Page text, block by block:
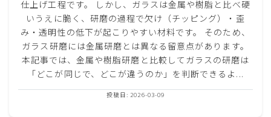
仕上げ工程です。 しかし、ガラスは金属や樹脂と比べ硬
いうえに脆く、研磨の過程で欠け（チッピング）・歪
み・透明性の低下が起こりやすい材料です。 そのため、
ガラス研磨には金属研磨とは異なる留意点があります。
本記事では、金属や樹脂研磨と比較してガラスの研磨は
「どこが同じで、どこが違うのか」を判断できるよ...
投稿日: 2026-03-09